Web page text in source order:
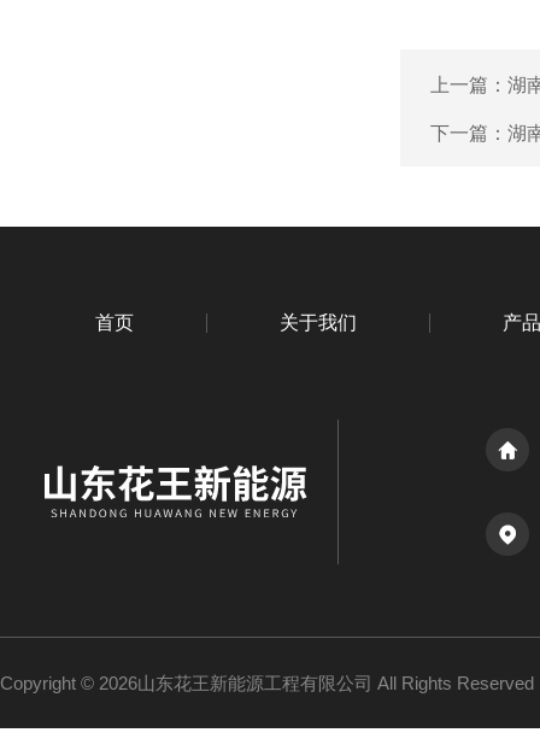
上一篇： 湖
下一篇： 湖
首页 关于我们 产
Copyright © 2026山东花王新能源工程有限公司 All Rights